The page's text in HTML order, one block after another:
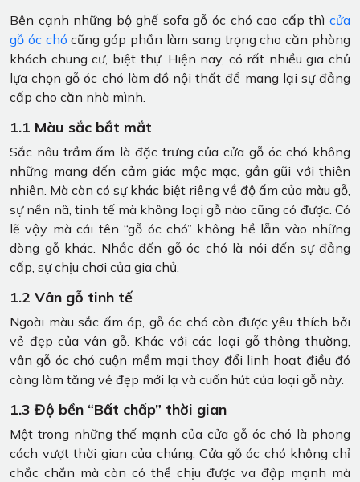
Bên cạnh những bộ ghế sofa gỗ óc chó cao cấp thì cửa
gỗ óc chócũng góp phần làm sang trọng cho căn phòng
khách chung cư, biệt thự. Hiện nay, có rất nhiều gia chủ
lựa chọn gỗ óc chó làm đồ nội thất để mang lại sự đẳng
cấp cho căn nhà mình.
1.1 Màu sắc bắt mắt
Sắc nâu trầm ấm là đặc trưng của cửa gỗ óc chó không
những mang đến cảm giác mộc mạc, gần gũi với thiên
nhiên. Mà còn có sự khác biệt riêng về độ ấm của màu gỗ,
sự nền nã, tinh tế mà không loại gỗ nào cũng có được. Có
lẽ vậy mà cái tên “gỗ óc chó” không hề lẫn vào những
dòng gỗ khác. Nhắc đến gỗ óc chó là nói đến sự đẳng
cấp, sự chịu chơi của gia chủ.
1.2 Vân gỗ tinh tế
Ngoài màu sắc ấm áp, gỗ óc chó còn được yêu thích bởi
vẻ đẹp của vân gỗ. Khác với các loại gỗ thông thường,
vân gỗ óc chó cuộn mềm mại thay đổi linh hoạt điều đó
càng làm tăng vẻ đẹp mới lạ và cuốn hút của loại gỗ này.
1.3 Độ bền “Bất chấp” thời gian
Một trong những thế mạnh của cửa gỗ óc chó là phong
cách vượt thời gian của chúng. Cửa gỗ óc chó không chỉ
chắc chắn mà còn có thể chịu được va đập mạnh mà